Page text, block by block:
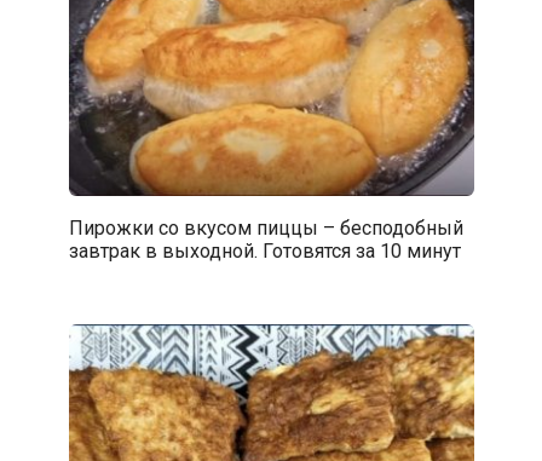
Пирожки со вкусом пиццы – бесподобный
завтрак в выходной. Готовятся за 10 минут